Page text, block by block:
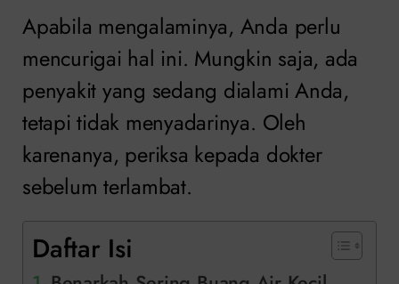
Apabila mengalaminya, Anda perlu
mencurigai hal ini. Mungkin saja, ada
penyakit yang sedang dialami Anda,
tetapi tidak menyadarinya. Oleh
karenanya, periksa kepada dokter
sebelum terlambat.
Daftar Isi